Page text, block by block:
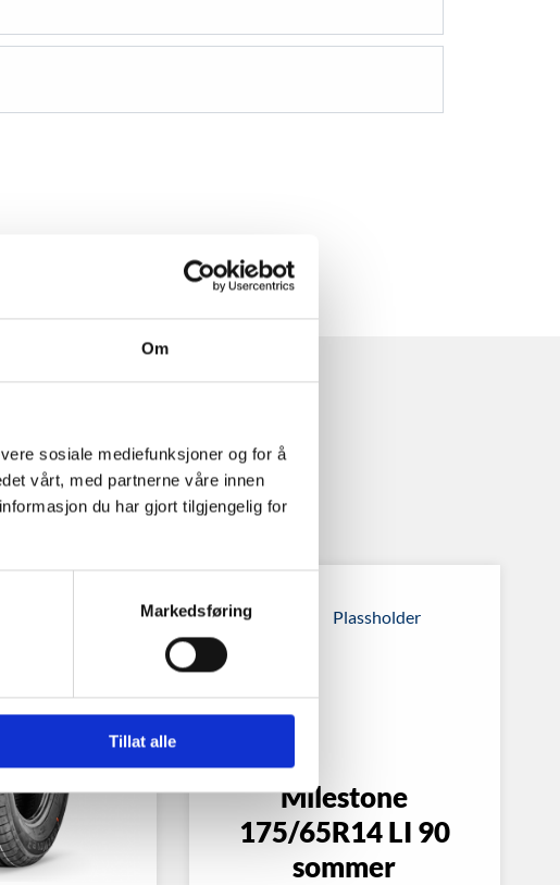
Om
sosiale mediefunksjoner og for å
vårt, med partnerne våre innen
du har gjort tilgjengelig for
Markedsføring
Tillat alle
Milestone
175/65R14 LI 90
sommer